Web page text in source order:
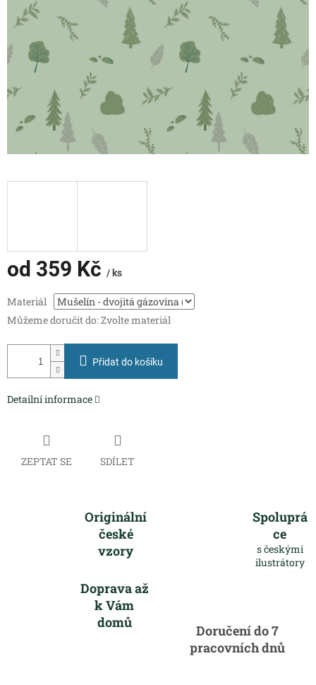
od 359 Kč / ks
cena:
Materiál
Můžeme doručit do:Zvolte materiál
Přidat do košíku
Detailní informace
ZEPTAT SE SDÍLET
Originální
české
vzory
Spoluprá
ce
s českými
ilustrátory
Doprava až
k Vám
domů
Doručení do 7
pracovních dnů